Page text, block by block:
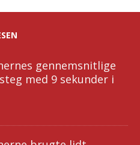
gennemsnitlige
med 9 sekunder i